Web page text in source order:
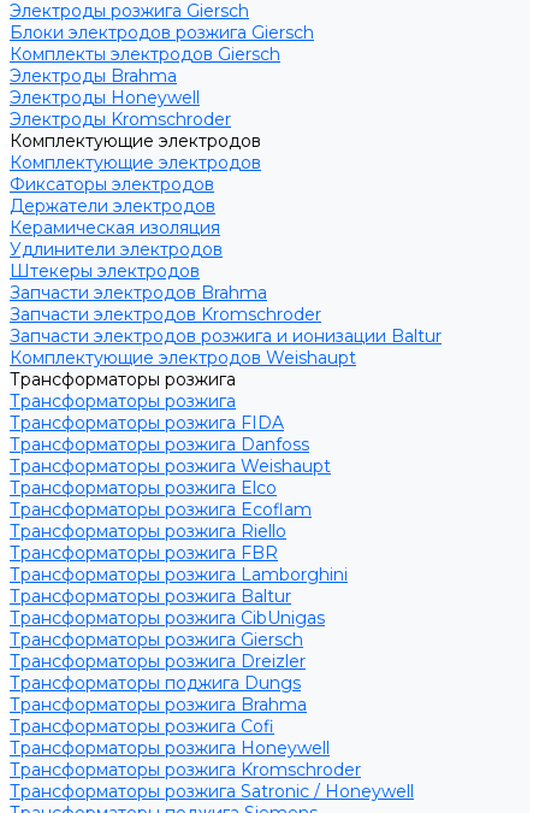
Электроды розжига Giersch
Блоки электродов розжига Giersch
Комплекты электродов Giersch
Электроды Brahma
Электроды Honeywell
Электроды Kromschroder
Комплектующие электродов
Комплектующие электродов
Фиксаторы электродов
Держатели электродов
Керамическая изоляция
Удлинители электродов
Штекеры электродов
Запчасти электродов Brahma
Запчасти электродов Kromschroder
Запчасти электродов розжига и ионизации Baltur
Комплектующие электродов Weishaupt
Трансформаторы розжига
Трансформаторы розжига
Трансформаторы розжига FIDA
Трансформаторы розжига Danfoss
Трансформаторы розжига Weishaupt
Трансформаторы розжига Elco
Трансформаторы розжига Ecoflam
Трансформаторы розжига Riello
Трансформаторы розжига FBR
Трансформаторы розжига Lamborghini
Трансформаторы розжига Baltur
Трансформаторы розжига CibUnigas
Трансформаторы розжига Giersch
Трансформаторы розжига Dreizler
Трансформаторы поджига Dungs
Трансформаторы розжига Brahma
Трансформаторы розжига Cofi
Трансформаторы розжига Honeywell
Трансформаторы розжига Kromschroder
Трансформаторы розжига Satronic / Honeywell